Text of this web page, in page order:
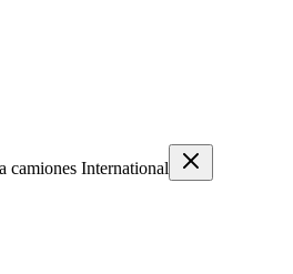
camiones International